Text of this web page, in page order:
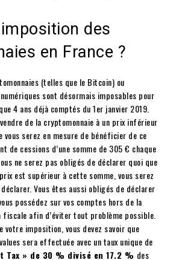
des
en France ?
(telles que le Bitcoin) ou
sont désormais imposables pour
4 ans déjà comptés du 1er janvier 2019.
de la cryptomonnaie à un prix inférieur
vous serez en mesure de bénéficier de ce
de cessions d’une somme de 305 € chaque
ne serez pas obligés de déclarer quoi que
est supérieur à cette somme, vous serez
Vous êtes aussi obligés de déclarer
possédez sur vos comptes hors de la
fiscale afin d’éviter tout problème possible.
votre imposition, vous devez savoir que
sera effectuée avec un taux unique de
Tax » de 30 % divisé en 17.2 % des